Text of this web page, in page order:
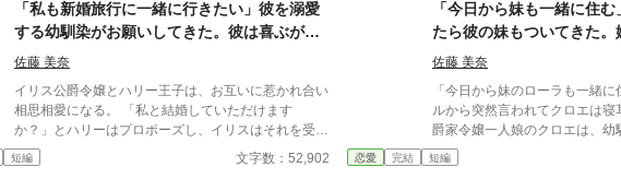
たのだ。
「私も新婚旅行に一緒に行きたい」彼を溺愛
する幼馴染がお願いしてきた。彼は喜ぶが二
人は喧嘩になり別れを選択する。
佐藤 美奈
イリス公爵令嬢とハリー王子は、お互いに惹かれ合い
相思相愛になる。 「私と結婚していただけます
か？」とハリーはプロポーズし、イリスはそれを受け
入れた。 関係者を招待した結婚披露パーティーが開
かれて、会場でエレナというハリーの幼馴染の子爵令
短編 文字数：52,902
「今日から妹も一緒に住
たら彼の妹もついてきた。
の生活はすれ違い離婚へ。
佐藤 美奈
「今日から妹のローラも一緒に住む
ルから突然言われてクロエは寝
爵家令嬢一人娘のクロエは、幼
の次男と結婚した。 クロエは二人でいつまでも愛し
合って幸福に暮らせると思って
恋愛 完結 短編